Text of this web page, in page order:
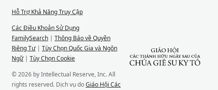
Hỗ Trợ Khả Năng Truy Cập
Các Điều Khoản Sử Dụng
FamilySearch | Thông Báo về Quyền
Riêng Tư| Tùy Chọn Quốc Gia và Ngôn
Ngữ| Tùy Chọn Cookie
© 2026 by Intellectual Reserve, Inc. All
rights reserved. Dịch vụ doGiáo Hội Các